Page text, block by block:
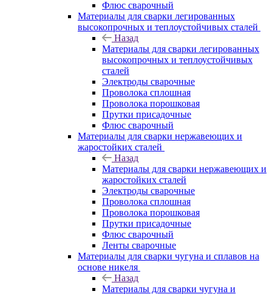
Флюс сварочный
Материалы для сварки легированных
высокопрочных и теплоустойчивых сталей
Назад
Материалы для сварки легированных
высокопрочных и теплоустойчивых
сталей
Электроды сварочные
Проволока сплошная
Проволока порошковая
Прутки присадочные
Флюс сварочный
Материалы для сварки нержавеющих и
жаростойких сталей
Назад
Материалы для сварки нержавеющих и
жаростойких сталей
Электроды сварочные
Проволока сплошная
Проволока порошковая
Прутки присадочные
Флюс сварочный
Ленты сварочные
Материалы для сварки чугуна и сплавов на
основе никеля
Назад
Материалы для сварки чугуна и